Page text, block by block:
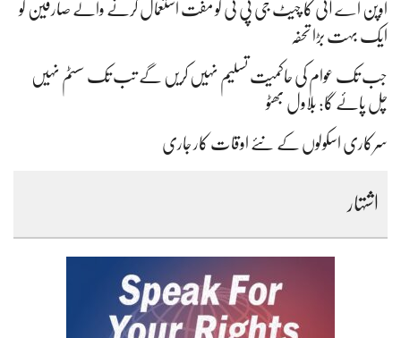
اوپن اے آئی کا چیٹ جی پی ٹی کو مفت استعمال کرنے والے صارفین کو
ایک بہت بڑا تحفہ
جب تک عوام کی حاکمیت تسلیم نہیں کریں گے تب تک سسٹم نہیں
چل پائے گا: بلاول بھٹو
سرکاری اسکولوں کے نئے اوقات کار جاری
اشتہار